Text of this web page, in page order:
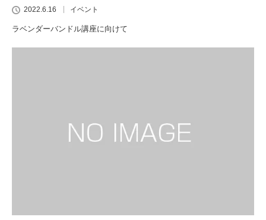
2022.6.16 イベント
ラベンダーバンドル講座に向けて